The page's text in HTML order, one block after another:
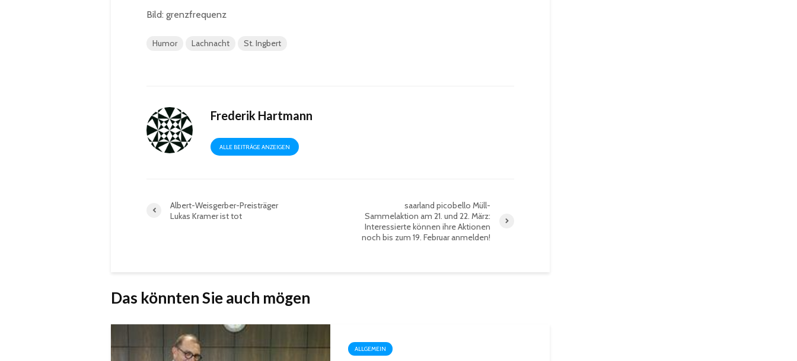
Bild: grenzfrequenz
Humor Lachnacht St. Ingbert
Frederik Hartmann
ALLE BEITRÄGE ANZEIGEN
Albert-Weisgerber-Preisträger
Lukas Kramer ist tot
saarland picobello Müll-
Sammelaktion am 21. und 22. März:
Interessierte können ihre Aktionen
noch bis zum 19. Februar anmelden!
Das könnten Sie auch mögen
ALLGEMEIN